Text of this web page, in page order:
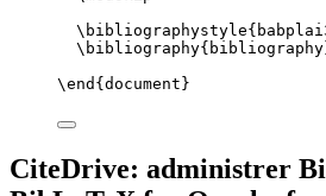
\bibliographystyle
\bibliography
\end { document }
CiteDrive: administrer